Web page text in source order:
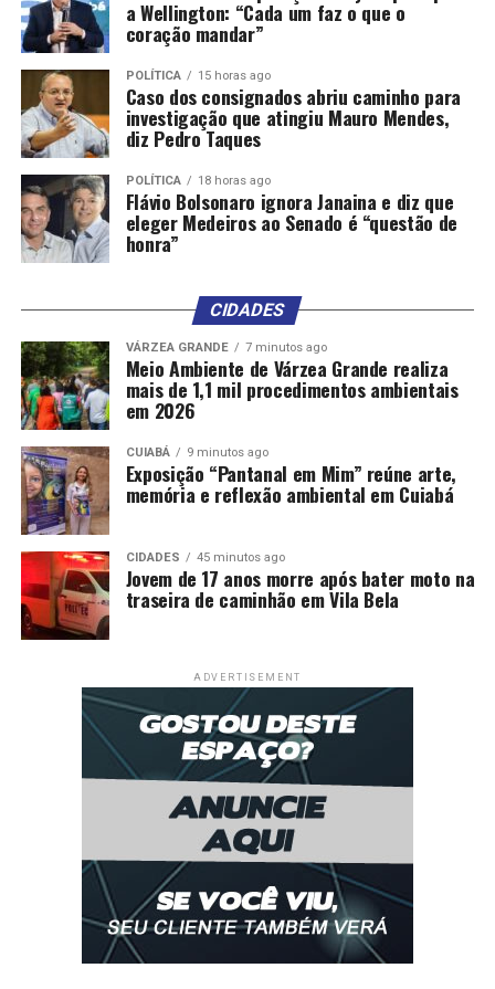
a Wellington: “Cada um faz o que o
coração mandar”
POLÍTICA 15 horas ago
Caso dos consignados abriu caminho para
investigação que atingiu Mauro Mendes,
diz Pedro Taques
POLÍTICA 18 horas ago
Flávio Bolsonaro ignora Janaina e diz que
eleger Medeiros ao Senado é “questão de
honra”
CIDADES
VÁRZEA GRANDE 7 minutos ago
Meio Ambiente de Várzea Grande realiza
mais de 1,1 mil procedimentos ambientais
em 2026
CUIABÁ 9 minutos ago
Exposição “Pantanal em Mim” reúne arte,
memória e reflexão ambiental em Cuiabá
CIDADES 45 minutos ago
Jovem de 17 anos morre após bater moto na
traseira de caminhão em Vila Bela
ADVERTISEMENT